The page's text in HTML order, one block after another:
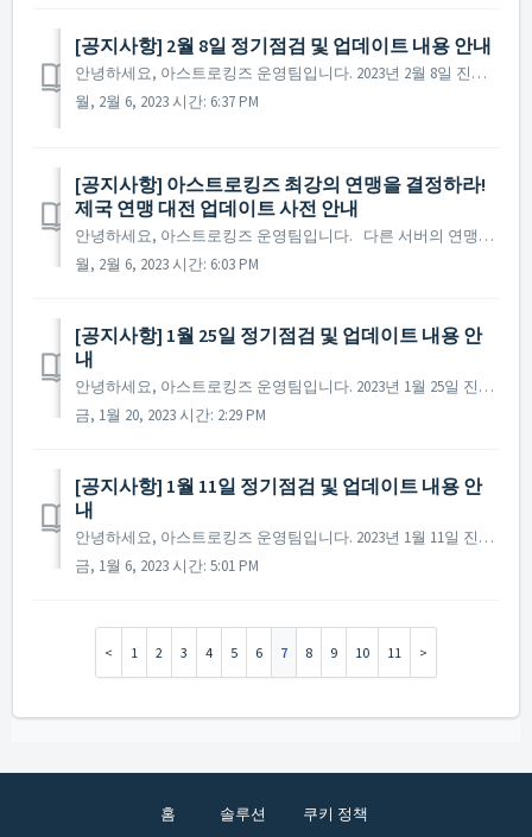
[공지사항] 2월 8일 정기점검 및 업데이트 내용 안내
안녕하세요, 아스트로킹즈 운영팀입니다. 2023년 2월 8일 진행될 정기점검과 업데이트 내용에 대해 안내해 드립니다. ※ 해당 공지는 사전 공지이기에 일부 내용이 변경될 수 있으며, 변경 시 미리 공지를 통해 안내해 드릴 예정입니다. ▶ 2023년 2월...
월, 2월 6, 2023 시간: 6:37 PM
[공지사항] 아스트로킹즈 최강의 연맹을 결정하라!
제국 연맹 대전 업데이트 사전 안내
안녕하세요, 아스트로킹즈 운영팀입니다. 다른 서버의 연맹과 실력을 겨룰 전투의 장, 제국 연맹 대전 콘텐츠가 곧 찾아옵니다! “상인조합(E.M.U.)”의 내부 컨소시엄에서 은하계 곳곳에 분리된 채 고립되어 있는 인류가 하나로 규합하고 동반 성장할 수 있는...
월, 2월 6, 2023 시간: 6:03 PM
[공지사항] 1월 25일 정기점검 및 업데이트 내용 안
내
안녕하세요, 아스트로킹즈 운영팀입니다. 2023년 1월 25일 진행될 정기점검과 업데이트 내용에 대해 안내해 드립니다. ※ 해당 공지는 사전 공지이기에 일부 내용이 변경될 수 있으며, 변경 시 미리 공지를 통해 안내해 드릴 예정입니다. ▶ 2023년 1...
금, 1월 20, 2023 시간: 2:29 PM
[공지사항] 1월 11일 정기점검 및 업데이트 내용 안
내
안녕하세요, 아스트로킹즈 운영팀입니다. 2023년 1월 11일 진행될 정기점검과 업데이트 내용에 대해 안내해 드립니다. ※ 해당 공지는 사전 공지이기에 일부 내용이 변경될 수 있으며, 변경 시 미리 공지를 통해 안내해 드릴 예정입니다. ▶ 2023년 ...
금, 1월 6, 2023 시간: 5:01 PM
1 2 3 4 5 6 7 8 9 10 11
홈 솔루션 쿠키 정책